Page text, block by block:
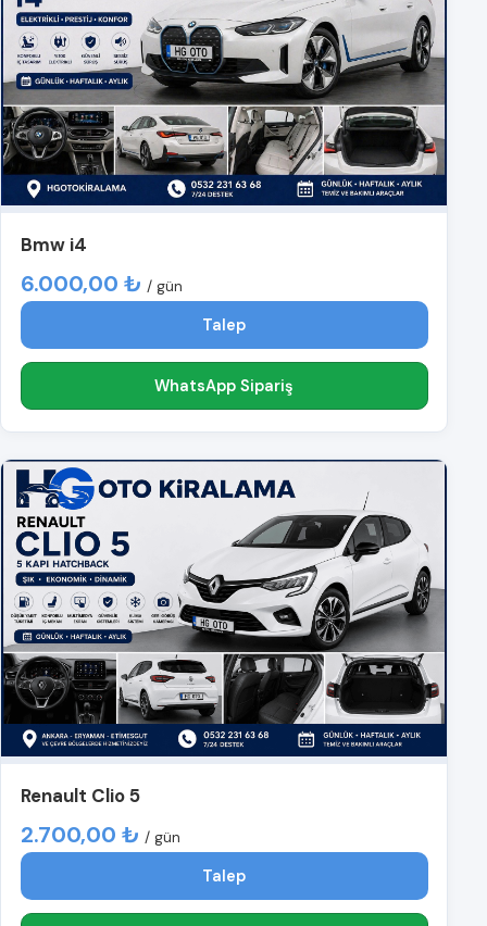
Bmw i4
6.000,00 ₺ / gün
Talep
WhatsApp Sipariş
Renault Clio 5
2.700,00 ₺ / gün
Talep